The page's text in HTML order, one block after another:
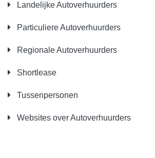
Landelijke Autoverhuurders
Particuliere Autoverhuurders
Regionale Autoverhuurders
Shortlease
Tussenpersonen
Websites over Autoverhuurders